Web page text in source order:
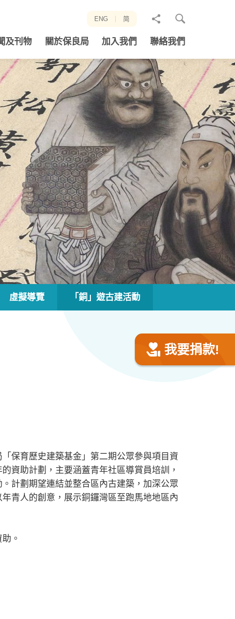
ENG 简
分
至
及刊物 關於保良局 加入我們 聯絡我們
虛擬導覽 「銅」遊古建活動
我要捐款!
保育歷史建築基金」第二期公眾參與項目資
資助計劃，主要涵蓋青年社區導賞員培訓，
計劃期望連結並整合區內古建築，加深公眾
青人的創意，展示銅鑼灣區至跑馬地地區內
。